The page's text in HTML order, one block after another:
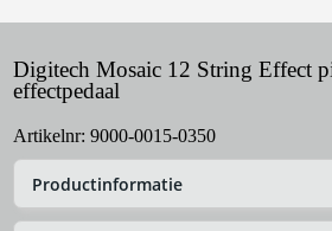
Digitech Mosaic 12 String Effect
effectpedaal
Artikelnr: 9000-0015-0350
Productinformatie